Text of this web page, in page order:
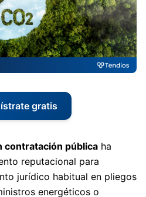
gratis
contratación pública ha
reputacional para
jurídico habitual en pliegos
energéticos o